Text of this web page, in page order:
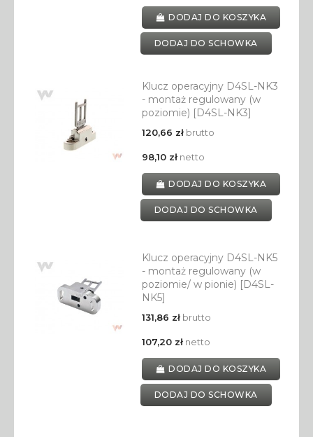
DODAJ DO KOSZYKA
DODAJ DO SCHOWKA
Klucz operacyjny D4SL-NK3
- montaż regulowany (w
poziomie) [D4SL-NK3]
120,66 złbrutto
98,10 złnetto
DODAJ DO KOSZYKA
DODAJ DO SCHOWKA
Klucz operacyjny D4SL-NK5
- montaż regulowany (w
poziomie/ w pionie) [D4SL-
NK5]
131,86 złbrutto
107,20 złnetto
DODAJ DO KOSZYKA
DODAJ DO SCHOWKA